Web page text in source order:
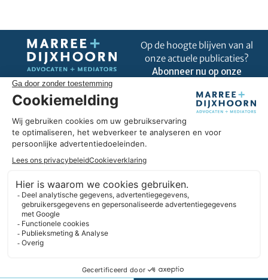
Op de hoogte blijven van al
onze actuele publicaties?
Abonneer nu op onze
Uitblinken in úw business
blinken in úw business. Wij hebben hart voor ondernemers en
we geloven in duurzame partnerships. Daarbij denken we
liever in oplossingen dan in belemmeringen. En we blijven
Expertises